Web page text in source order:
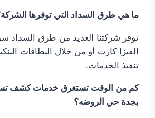
ما هي طرق السداد التي توفرها
توفر شركتنا العديد من طرق السداد
الفيزا كارت أو من خلال البطاقات
تنفيذ الخدمات.
كم من الوقت تستغرق خدمات كشف
بجدة حي الروضه؟